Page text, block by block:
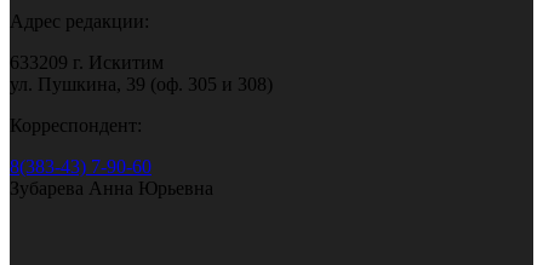
Адрес редакции:
633209 г. Искитим
ул. Пушкина, 39 (оф. 305 и 308)
Корреспондент:
8(383-43) 7-90-60
Зубарева Анна Юрьевна